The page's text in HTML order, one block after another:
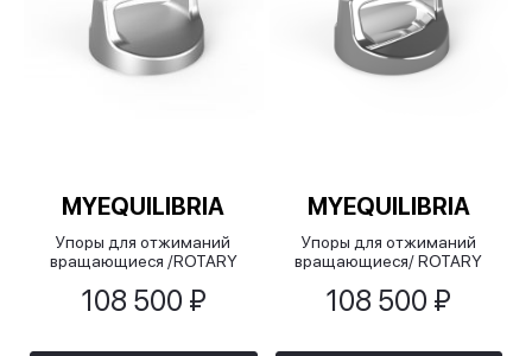
MYEQUILIBRIA
Упоры для отжиманий
вращающиеся /ROTARY
(2шт), 6 кг
108 500 ₽
MYEQUILIBRIA
Упоры для отжиманий
вращающиеся/ ROTARY
108 500 ₽